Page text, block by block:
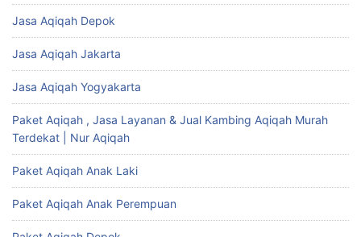
Jasa Aqiqah Depok
Jasa Aqiqah Jakarta
Jasa Aqiqah Yogyakarta
Paket Aqiqah , Jasa Layanan & Jual Kambing Aqiqah Murah
Terdekat | Nur Aqiqah
Paket Aqiqah Anak Laki
Paket Aqiqah Anak Perempuan